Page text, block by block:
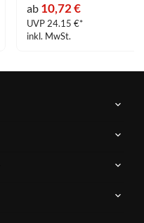
ab 10,72 €
UVP 24.15 €*
inkl. MwSt.